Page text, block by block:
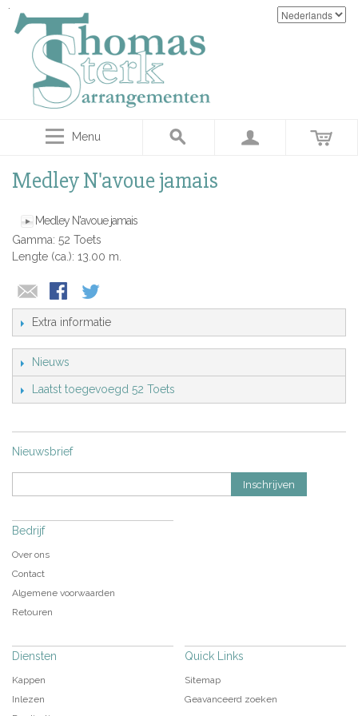
Menu
Medley N'avoue jamais
Medley N'avoue jamais
Gamma: 52 Toets
Lengte (ca.): 13.00 m.
Extra informatie
Nieuws
Laatst toegevoegd 52 Toets
Nieuwsbrief
Inschrijven
Bedrijf
Over ons
Contact
Algemene voorwaarden
Retouren
Diensten
Kappen
Inlezen
Quick Links
Sitemap
Geavanceerd zoeken